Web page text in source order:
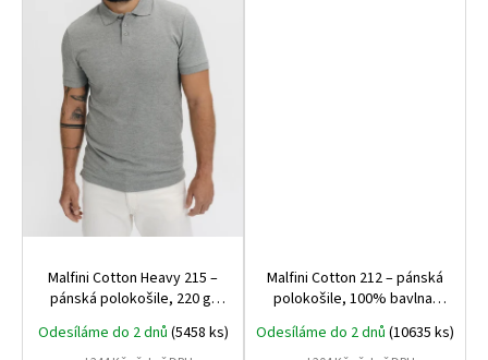
Malfini Cotton Heavy 215 –
pánská polokošile, 220 g,
nejpevnější bavlněná
polokošile Malfini, ideální
Odesíláme do 2 dnů (5458 ks)
Malfini Cotton 212 – pánská
polokošile, 100% bavlna,
170 g, ideální na potisk,
výšivku i běžné nošení
Odesíláme do 2 dnů (10635 ks)